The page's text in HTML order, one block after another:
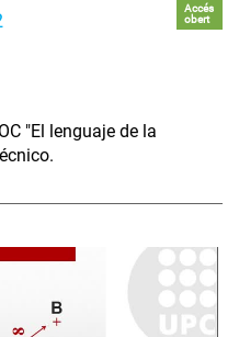
Accés
obert
"El lenguaje de la